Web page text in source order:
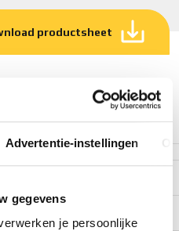
Advertentie-instellingen
gegevens
je persoonlijke
productsheet